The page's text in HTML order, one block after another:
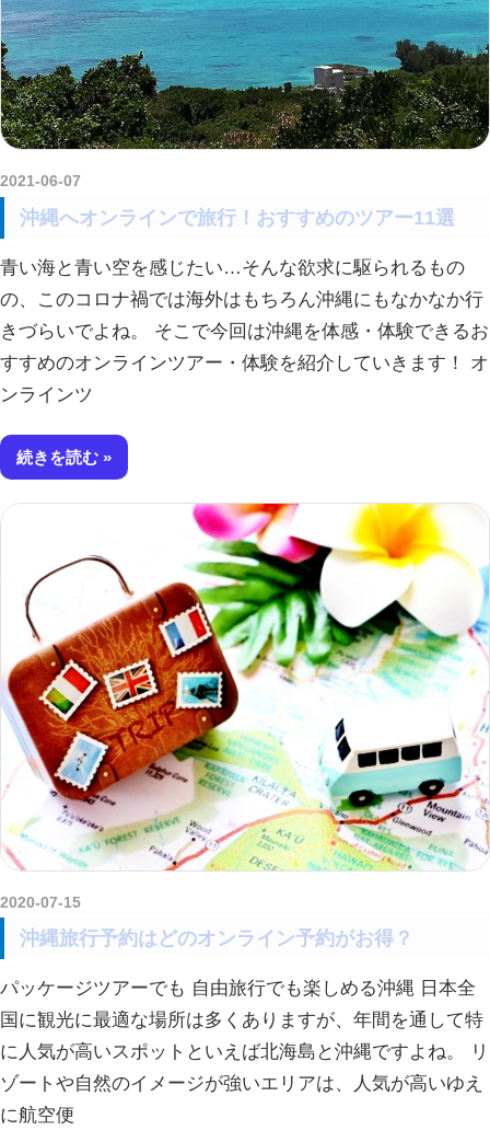
2021-06-07
沖縄へオンラインで旅行！おすすめのツアー11選
青い海と青い空を感じたい…そんな欲求に駆られるもの
の、このコロナ禍では海外はもちろん沖縄にもなかなか行
きづらいでよね。 そこで今回は沖縄を体感・体験できるお
すすめのオンラインツアー・体験を紹介していきます！ オ
ンラインツ
続きを読む
2020-07-15
沖縄旅行予約はどのオンライン予約がお得？
パッケージツアーでも 自由旅行でも楽しめる沖縄 日本全
国に観光に最適な場所は多くありますが、年間を通して特
に人気が高いスポットといえば北海島と沖縄ですよね。 リ
ゾートや自然のイメージが強いエリアは、人気が高いゆえ
に航空便